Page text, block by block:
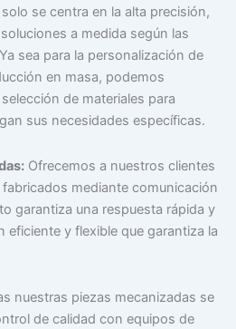
se centra en la alta precisión,
a medida según las
sea para la personalización de
en masa, podemos
de materiales para
sus necesidades específicas.
Ofrecemos a nuestros clientes
mediante comunicación
garantiza una respuesta rápida y
eficiente y flexible que garantiza la
nuestras piezas mecanizadas se
de calidad con equipos de